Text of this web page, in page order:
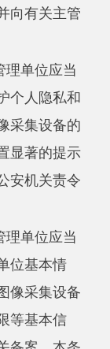
安全
够通过
当事人
应当
全、数
制
，保障
像信息
运营
定前